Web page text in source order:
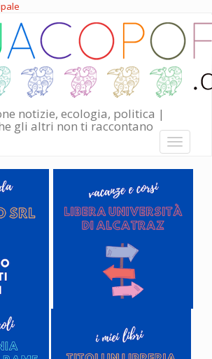
notizie, ecologia, politica |
gli altri non ti raccontano
Toggle